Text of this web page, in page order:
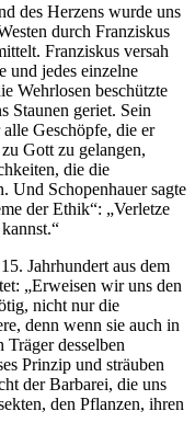
des Herzens wurde uns
durch Franziskus
Franziskus versah
und jedes einzelne
Wehrlosen beschützte
Staunen geriet. Sein
Geschöpfe, die er
Gott zu gelangen,
die die
Und Schopenhauer sagte
der Ethik“: „Verletze
Jahrhundert aus dem
„Erweisen wir uns den
nicht nur die
denn wenn sie auch in
desselben
Prinzip und sträuben
der Barbarei, die uns
den Pflanzen, ihren